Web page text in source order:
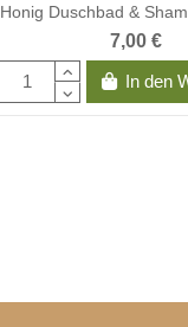
Honig Duschbad &
7,00 €
In den